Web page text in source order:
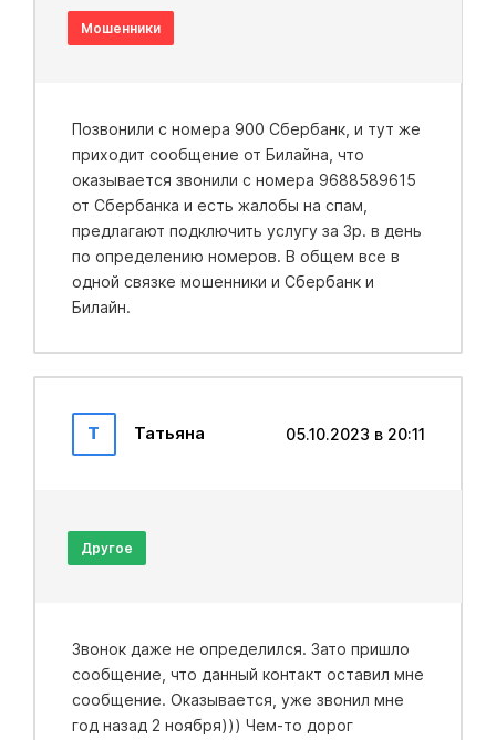
Мошенники
Позвонили с номера 900 Сбербанк, и тут же
приходит сообщение от Билайна, что
оказывается звонили с номера 9688589615
от Сбербанка и есть жалобы на спам,
предлагают подключить услугу за 3р. в день
по определению номеров. В общем все в
одной связке мошенники и Сбербанк и
Билайн.
Т Татьяна 05.10.2023 в 20:11
Другое
Звонок даже не определился. Зато пришло
сообщение, что данный контакт оставил мне
сообщение. Оказывается, уже звонил мне
год назад 2 ноября))) Чем-то дорог